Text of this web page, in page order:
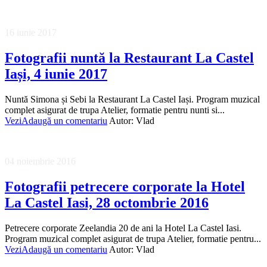
Fotografii nuntă la Restaurant La Castel
Iași, 4 iunie 2017
Nuntă Simona și Sebi la Restaurant La Castel Iași. Program muzical
complet asigurat de trupa Atelier, formatie pentru nunti si...
VeziAdaugă un comentariu Autor: Vlad
Fotografii petrecere corporate la Hotel
La Castel Iasi, 28 octombrie 2016
Petrecere corporate Zeelandia 20 de ani la Hotel La Castel Iasi.
Program muzical complet asigurat de trupa Atelier, formatie pentru...
VeziAdaugă un comentariu Autor: Vlad